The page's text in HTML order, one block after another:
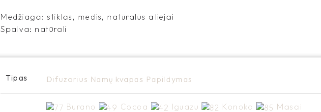
Medžiaga: stiklas, medis, natūralūs aliejai
Spalva: natūrali
Tipas Difuzorius Namų kvapas Papildymas
Burano Cocoa Iguazu Konoko
Masai